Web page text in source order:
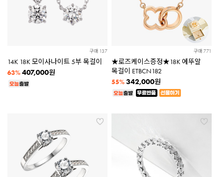
구매 137
14K 18K 모이사나이트 5부 목걸이
63% 407,000원
구매 771
★로즈케이스증정★18K 에뚜알
목걸이 ETBCN182
55% 342,000원